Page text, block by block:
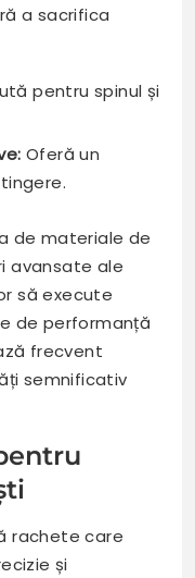
a sacrifica
pentru spinul și
Oferă un
de materiale de
avansate ale
să execute
de performanță
frecvent
semnificativ
rachete care
și